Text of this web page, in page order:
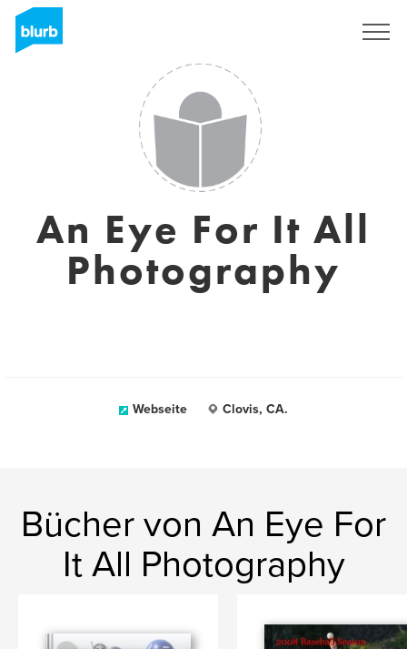
An Eye For It All
Photography
Webseite Clovis, CA.
Bücher von An Eye For
It All Photography